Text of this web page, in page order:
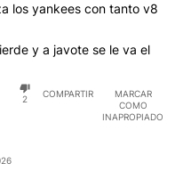
los yankees con tanto v8
y a javote se le va el
2
COMPARTIR
MARCAR
COMO
INAPROPIADO